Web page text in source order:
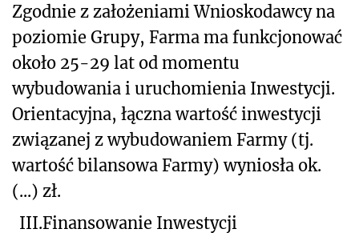
Zgodnie z założeniami Wnioskodawcy na
poziomie Grupy, Farma ma funkcjonować
około 25-29 lat od momentu
wybudowania i uruchomienia Inwestycji.
Orientacyjna, łączna wartość inwestycji
związanej z wybudowaniem Farmy (tj.
wartość bilansowa Farmy) wyniosła ok.
(...) zł.
III.Finansowanie Inwestycji